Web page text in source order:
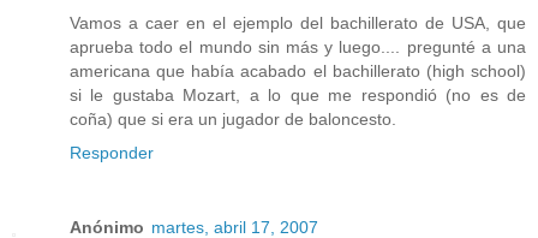
Vamos a caer en el ejemplo del bachillerato de USA, que
aprueba todo el mundo sin más y luego.... pregunté a una
americana que había acabado el bachillerato (high school)
si le gustaba Mozart, a lo que me respondió (no es de
coña) que si era un jugador de baloncesto.
Responder
Anónimo martes, abril 17, 2007